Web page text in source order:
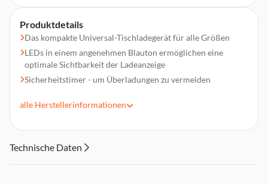
Produktdetails
Das kompakte Universal-Tischladegerät für alle Größen
LEDs in einem angenehmen Blauton ermöglichen eine
optimale Sichtbarkeit der Ladeanzeige
Sicherheitstimer - um Überladungen zu vermeiden
Ladedauer: 5h
alle Herstellerinformationen
Technische Daten